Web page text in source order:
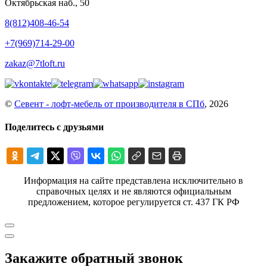
Октябрьская наб., 50
8(812)408-46-54
+7(969)714-29-00
zakaz@7tloft.ru
© Севент - лофт-мебель от производителя в СПб, 2026
Поделитесь с друзьями
Информация на сайте представлена исключительно в
справочных целях и не являются официальным
предложением, которое регулируется ст. 437 ГК РФ
Закажите обратный звонок